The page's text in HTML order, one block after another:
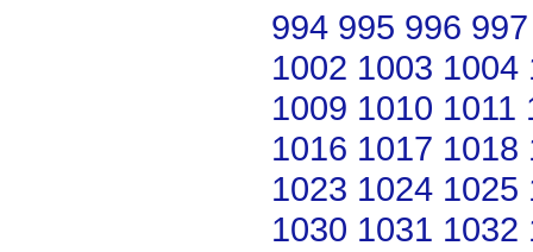
994 995 996 997
1002 1003 1004
1009 1010 1011
1016 1017 1018
1023 1024 1025
1030 1031 1032